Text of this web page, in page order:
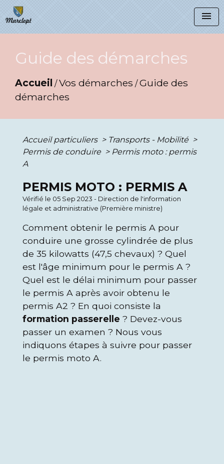
menu
Guide des démarches
Accueil /Vos démarches /Guide des
démarches
Accueil particuliers > Transports - Mobilité >
Permis de conduire > Permis moto : permis
A
PERMIS MOTO : PERMIS A
Vérifié le 05 Sep 2023 - Direction de l'information
légale et administrative (Première ministre)
Comment obtenir le permis A pour
conduire une grosse cylindrée de plus
de 35 kilowatts (47,5 chevaux) ? Quel
est l'âge minimum pour le permis A ?
Quel est le délai minimum pour passer
le permis A après avoir obtenu le
permis A2 ? En quoi consiste la
formation passerelle ? Devez-vous
passer un examen ? Nous vous
indiquons étapes à suivre pour passer
le permis moto A.